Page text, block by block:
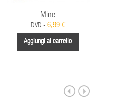
Mine
DVD - 6,99 €
Aggiungi al carrello